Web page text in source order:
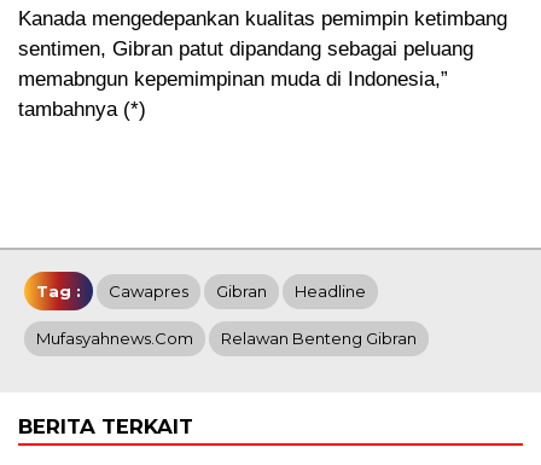
Kanada mengedepankan kualitas pemimpin ketimbang
sentimen, Gibran patut dipandang sebagai peluang
memabngun kepemimpinan muda di Indonesia,”
tambahnya (*)
Tag : Cawapres Gibran Headline
Mufasyahnews.com Relawan Benteng Gibran
BERITA TERKAIT